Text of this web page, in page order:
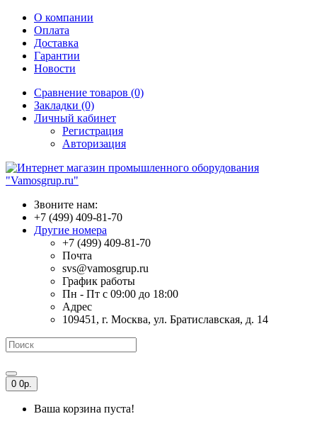
О компании
Оплата
Доставка
Гарантии
Новости
Сравнение товаров (0)
Закладки (0)
Личный кабинет
Регистрация
Авторизация
Звоните нам:
+7 (499) 409-81-70
Другие номера
+7 (499) 409-81-70
Почта
svs@vamosgrup.ru
График работы
Пн - Пт с 09:00 до 18:00
Адрес
109451, г. Москва, ул. Братиславская, д. 14
0 0р.
Ваша корзина пуста!